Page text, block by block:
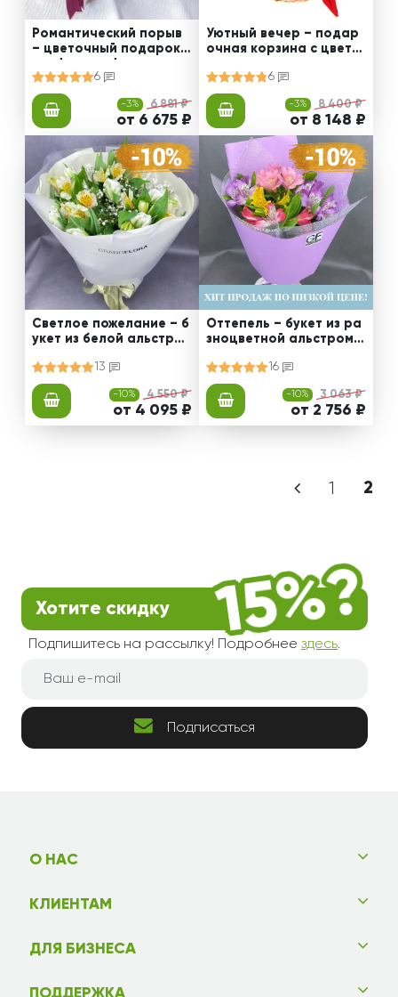
Романтический порыв
– цветочный подарок с
6
-3% 6 881 ₽
от 6 675 ₽
Уютный вечер – подар
очная корзина с цвета
6
-3% 8 400 ₽
от 8 148 ₽
Светлое пожелание – б
укет из белой альстром
13
-10% 4 550 ₽
от 4 095 ₽
Оттепель – букет из ра
зноцветной альстроме
16
-10% 3 063 ₽
от 2 756 ₽
1 2
Хотите скидку
Подпишитесь на рассылку! Подробнее здесь.
Подписаться
О НАС
КЛИЕНТАМ
ДЛЯ БИЗНЕСА
ПОДДЕРЖКА